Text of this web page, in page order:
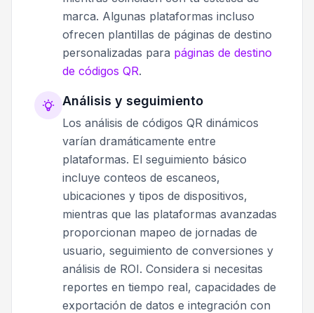
marca. Algunas plataformas incluso
ofrecen plantillas de páginas de destino
personalizadas para páginas de destino
de códigos QR.
Análisis y seguimiento
Los análisis de códigos QR dinámicos
varían dramáticamente entre
plataformas. El seguimiento básico
incluye conteos de escaneos,
ubicaciones y tipos de dispositivos,
mientras que las plataformas avanzadas
proporcionan mapeo de jornadas de
usuario, seguimiento de conversiones y
análisis de ROI. Considera si necesitas
reportes en tiempo real, capacidades de
exportación de datos e integración con